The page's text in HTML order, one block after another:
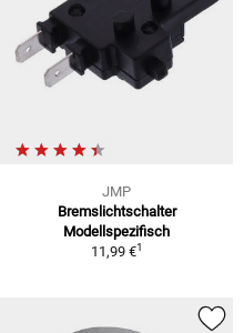
JMP
Bremslichtschalter
Modellspezifisch
11,99 €1